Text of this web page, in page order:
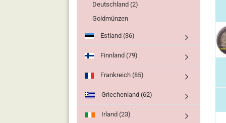
Deutschland (2)
Goldmünzen
Estland (36)
Finnland (79)
Frankreich (85)
Griechenland (62)
Irland (23)